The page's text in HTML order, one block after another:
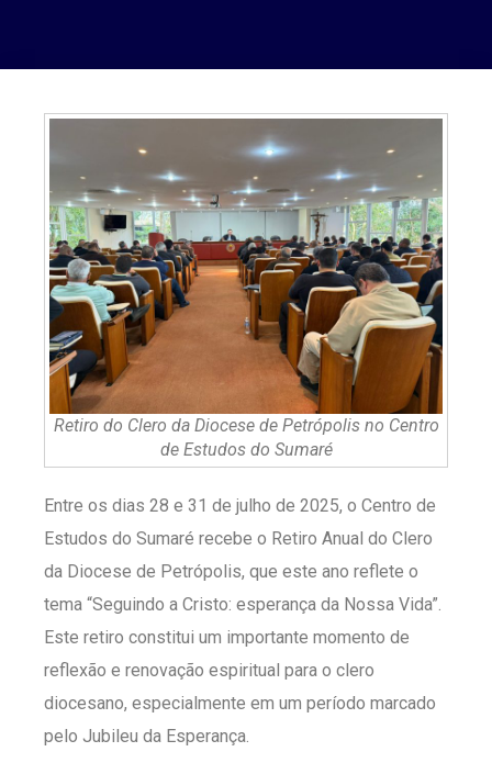
Retiro do Clero da Diocese de Petrópolis no Centro
de Estudos do Sumaré
Entre os dias 28 e 31 de julho de 2025, o Centro de
Estudos do Sumaré recebe o Retiro Anual do Clero
da Diocese de Petrópolis, que este ano reflete o
tema “Seguindo a Cristo: esperança da Nossa Vida”.
Este retiro constitui um importante momento de
reflexão e renovação espiritual para o clero
diocesano, especialmente em um período marcado
pelo Jubileu da Esperança.